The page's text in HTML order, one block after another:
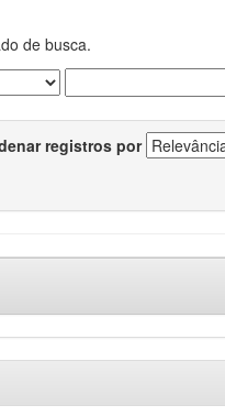
de busca.
registros por